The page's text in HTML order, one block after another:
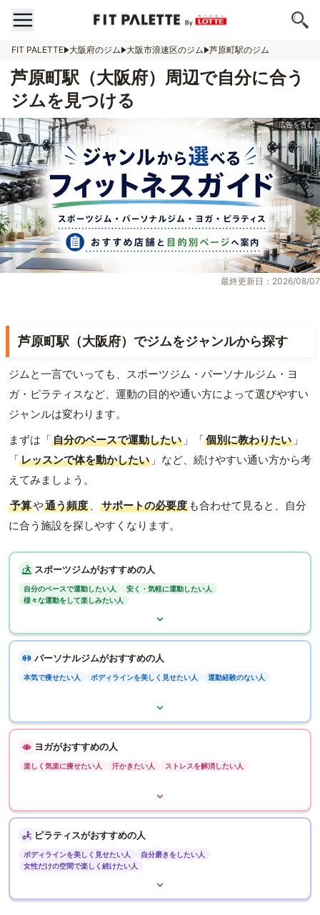
FIT PALETTE 大阪府のジム 大阪市浪速区のジム 芦原町駅のジム
芦原町駅（大阪府）周辺で自分に合う
ジムを見つける
最終更新日：2026/08/07
芦原町駅（大阪府）でジムをジャンルから探す
ジムと一言でいっても、スポーツジム・パーソナルジム・ヨ
ガ・ピラティスなど、運動の目的や通い方によって選びやすい
ジャンルは変わります。
まずは「自分のペースで運動したい 」「個別に教わりたい 」
「レッスンで体を動かしたい 」など、続けやすい通い方から考
えてみましょう。
予算や通う頻度 、 サポートの必要度 も合わせて見ると、自分
に合う施設を探しやすくなります。
スポーツジムがおすすめの人
自分のペースで運動したい人
安く・気軽に運動したい人
様々な運動をして楽しみたい人
パーソナルジムがおすすめの人
本気で痩せたい人 ボディラインを美しく見せたい人 運動経験のない人
ヨガがおすすめの人
楽しく気楽に痩せたい人 汗かきたい人 ストレスを解消したい人
ピラティスがおすすめの人
ボディラインを美しく見せたい人
自分磨きをしたい人
女性だけの空間で楽しく続けたい人